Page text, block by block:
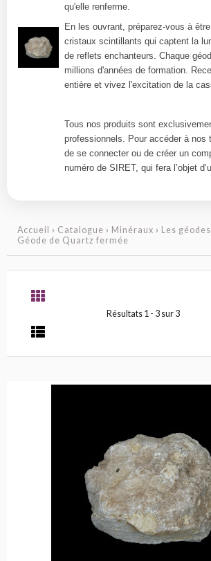
qu'elle renferme.
En les ouvrant, préparez-vous à
cristaux scintillants qui captent la
de reflets enchanteurs. Chaque
millions d'années de formation.
entière et vivez l'excitation de la
Tous nos produits sont
professionnels. Pour accéder à
de se connecter ou de créer un
numéro de SIRET, qui fera l’objet
Accueil › Catalogue › Minéraux › Les géodes
Géode de Quartz fermée
Résultats 1 - 3 sur 3